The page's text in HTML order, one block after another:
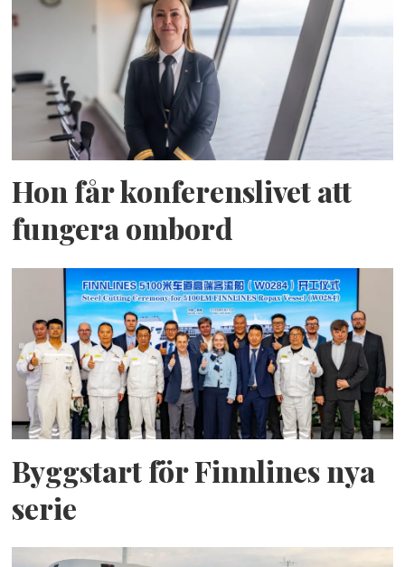
Hon får konferenslivet att
fungera ombord
Byggstart för Finnlines nya
serie